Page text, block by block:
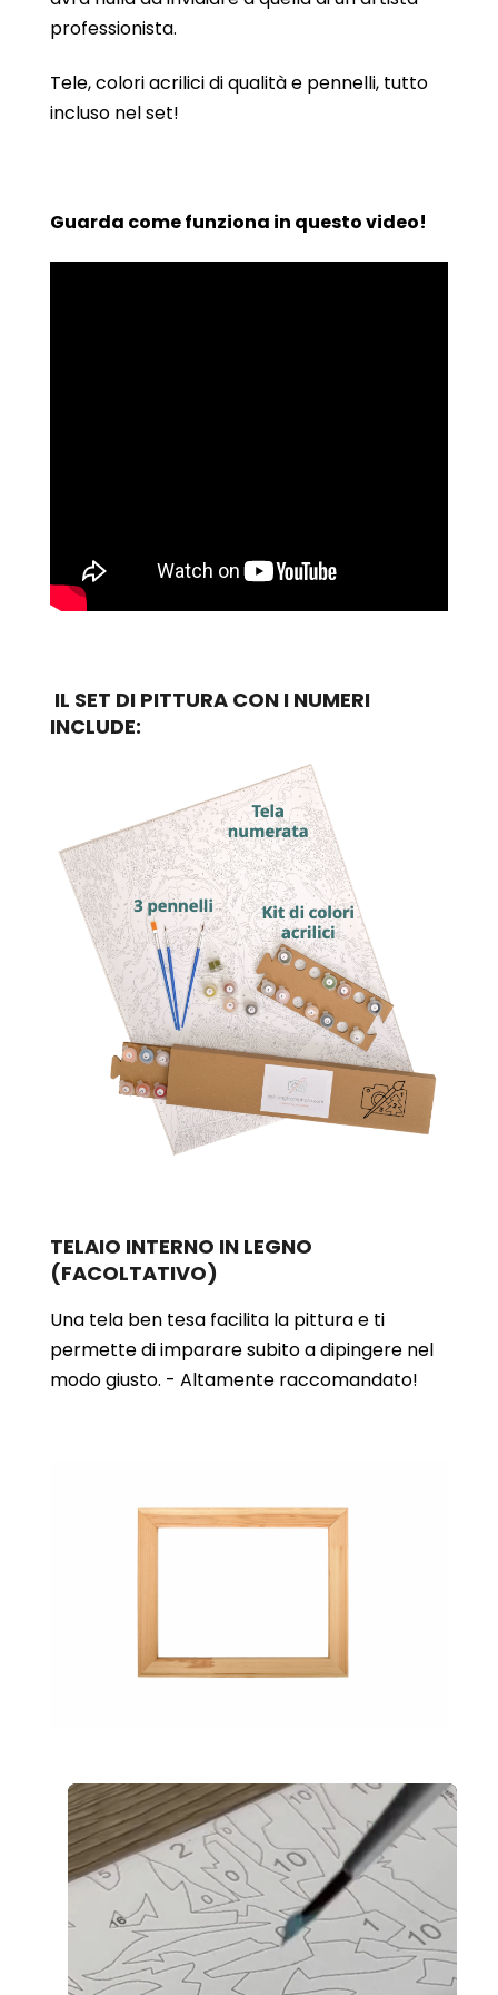
professionista.
Tele, colori acrilici di qualità e pennelli, tutto
incluso nel set!
Guarda come funziona in questo video!
IL SET DI PITTURA CON I NUMERI
INCLUDE:
TELAIO INTERNO IN LEGNO
(FACOLTATIVO)
Una tela ben tesa facilita la pittura e ti
permette di imparare subito a dipingere nel
modo giusto. - Altamente raccomandato!